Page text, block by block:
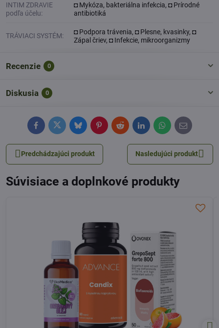
INTIM ZDRAVIE
podľa účelu:
◘ Mykóza, bakteriálna infekcia, ◘ Prírodné
antibiotiká
TRÁVIACI SYSTÉM:
◘ Podpora trávenia, ◘ Plesne, kvasinky, ◘
Zápal čriev, ◘ Infekcie, mikroorganizmy
Recenzie 0
Diskusia 0
FacebookTwitterBlueskyPinterestRedditLinkedInWhatsApp
E-
mail
Predchádzajúci produkt Nasledujúci produkt
Súvisiace a doplnkové produkty